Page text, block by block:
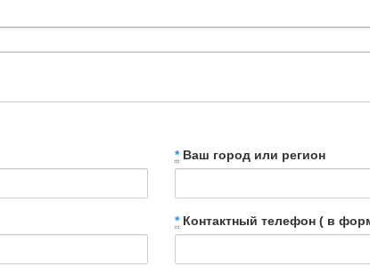
*Ваш город или регион
*Контактный телефон ( в